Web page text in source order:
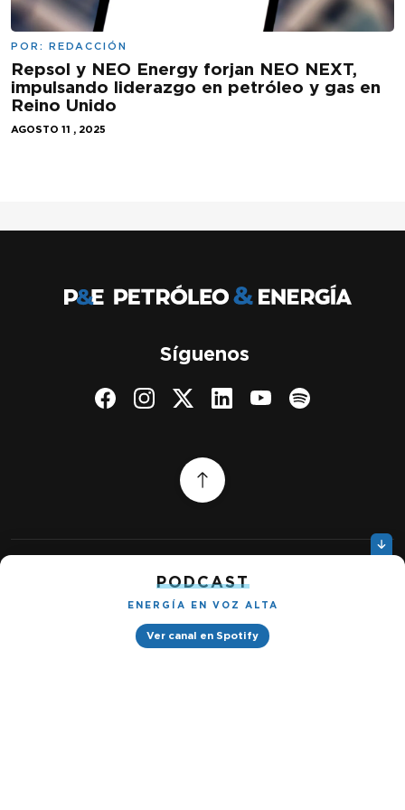
POR: REDACCIÓN
Repsol y NEO Energy forjan NEO NEXT,
impulsando liderazgo en petróleo y gas en
Reino Unido
AGOSTO 11 , 2025
PODCAST
ENERGÍA EN VOZ ALTA
Ver canal en Spotify
Síguenos
Política de privacidad
Petróleo & Energía © 2026